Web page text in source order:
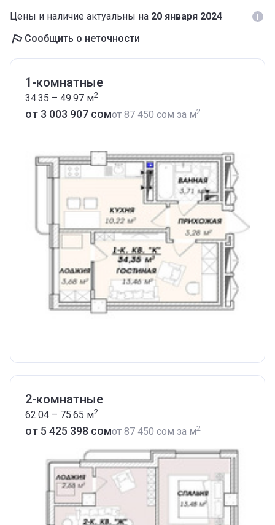
Цены и наличие актуальны на 20 января 2024
Сообщить о неточности
1-комнатные
34.35 – 49.97 м2
от ‍3 003 907 сомот ‍87 450 сом за м2
2-комнатные
62.04 – 75.65 м2
от ‍5 425 398 сомот ‍87 450 сом за м2